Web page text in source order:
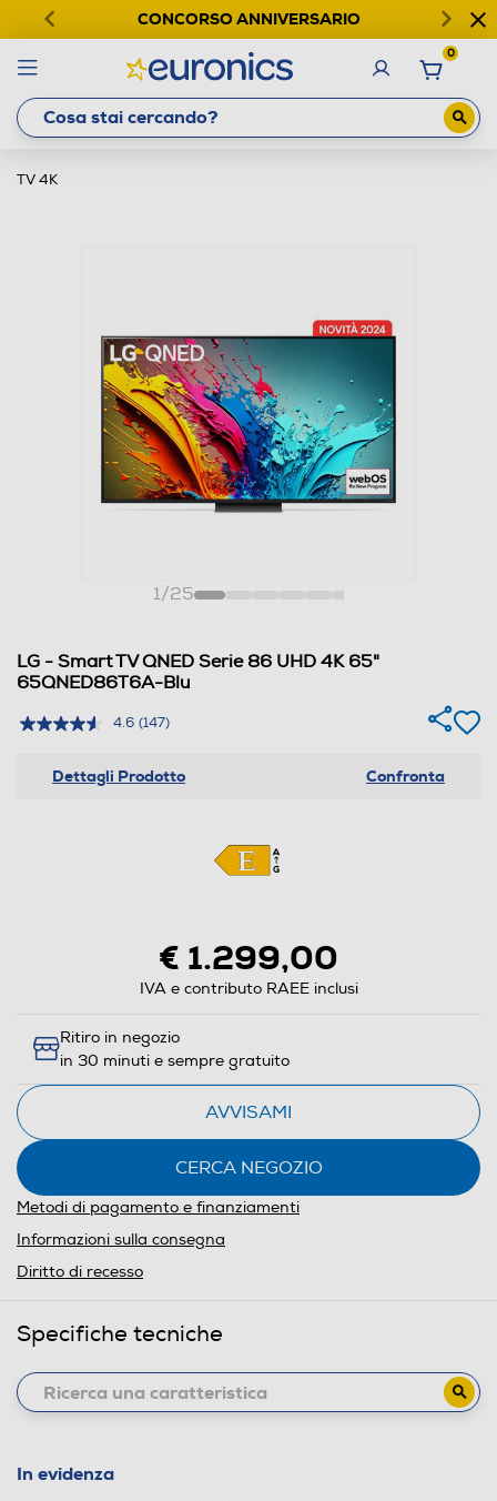
CONCORSO ANNIVERSARIO
0
TV 4K
1/25
LG - Smart TV QNED Serie 86 UHD 4K 65"
65QNED86T6A-Blu
4.6 (147)
Dettagli Prodotto Confronta
€ 1.299,00
IVA e contributo RAEE inclusi
Ritiro in negozio
in 30 minuti e sempre gratuito
AVVISAMI
CERCA NEGOZIO
Metodi di pagamento e finanziamenti
Informazioni sulla consegna
Diritto di recesso
Specifiche tecniche
In evidenza